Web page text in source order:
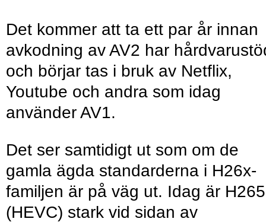
Det kommer att ta ett par år innan
avkodning av AV2 har
och börjar tas i bruk av Netflix,
Youtube och andra som idag
använder AV1.
Det ser samtidigt ut som om de
gamla ägda standarderna i H26x-
familjen är på väg ut. Idag är H265
(HEVC) stark vid sidan av